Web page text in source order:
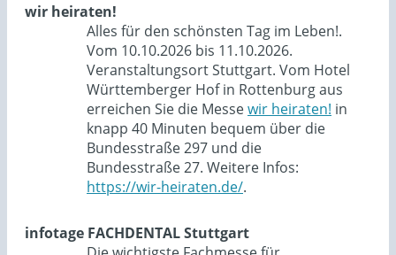
wir heiraten!
Alles für den schönsten Tag im Leben!.
Vom 10.10.2026 bis 11.10.2026.
Veranstaltungsort Stuttgart. Vom Hotel
Württemberger Hof in Rottenburg aus
erreichen Sie die Messewir heiraten! in
knapp 40 Minuten bequem über die
Bundesstraße 297 und die
Bundesstraße 27. Weitere Infos:
https://wir-heiraten.de/.
infotage FACHDENTAL Stuttgart